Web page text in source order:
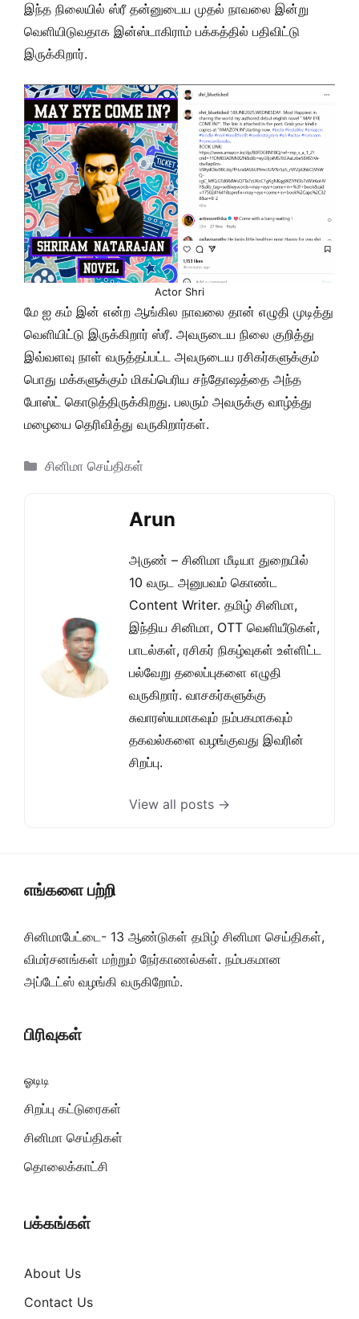
இந்த நிலையில் ஸ்ரீ தன்னுடைய முதல் நாவலை இன்று
வெளியிடுவதாக இன்ஸ்டாகிராம் பக்கத்தில் பதிவிட்டு
இருக்கிறார்.
Actor Shri
மே ஐ கம் இன் என்ற ஆங்கில நாவலை தான் எழுதி முடித்து
வெளியிட்டு இருக்கிறார் ஸ்ரீ. அவருடைய நிலை குறித்து
இவ்வளவு நாள் வருத்தப்பட்ட அவருடைய ரசிகர்களுக்கும்
பொது மக்களுக்கும் மிகப்பெரிய சந்தோஷத்தை அந்த
போஸ்ட் கொடுத்திருக்கிறது. பலரும் அவருக்கு வாழ்த்து
மழையை தெரிவித்து வருகிறார்கள்.
Categories
சினிமா செய்திகள்
Arun
அருண் – சினிமா மீடியா துறையில்
10 வருட அனுபவம் கொண்ட
Content Writer. தமிழ் சினிமா,
இந்திய சினிமா, OTT வெளியீடுகள்,
பாடல்கள், ரசிகர் நிகழ்வுகள் உள்ளிட்ட
பல்வேறு தலைப்புகளை எழுதி
வருகிறார். வாசகர்களுக்கு
சுவாரஸ்யமாகவும் நம்பகமாகவும்
தகவல்களை வழங்குவது இவரின்
சிறப்பு.
View all posts →
எங்களை பற்றி
சினிமாபேட்டை- 13 ஆண்டுகள் தமிழ் சினிமா செய்திகள்,
விமர்சனங்கள் மற்றும் நேர்காணல்கள். நம்பகமான
அப்டேட்ஸ் வழங்கி வருகிறோம்.
பிரிவுகள்
ஓடிடி
சிறப்பு கட்டுரைகள்
சினிமா செய்திகள்
தொலைக்காட்சி
பக்கங்கள்
About Us
Contact Us